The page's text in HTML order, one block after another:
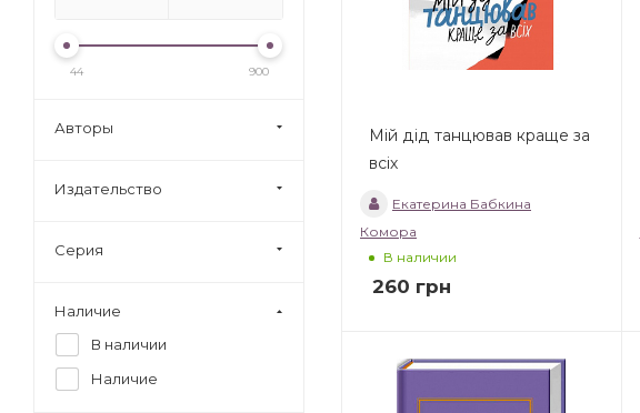
Мій дід танцював краще за
всіх
Екатерина Бабкина
Комора
В наличии
260 грн
44 900
Авторы
Издательство
Серия
Наличие
В наличии
Наличие